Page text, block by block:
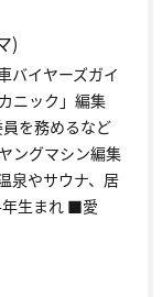
)
バイヤーズガイ
ニック」編集
を務めるなど
ングマシン編集
泉やサウナ、居
生まれ ■愛